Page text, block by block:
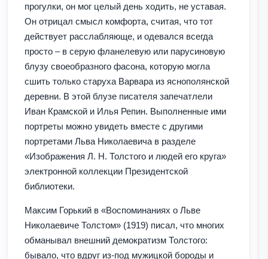
прогулки, он мог целый день ходить, не уставая.
Он отрицал смысл комфорта, считая, что тот
действует расслабляюще, и одевался всегда
просто – в серую фланелевую или парусиновую
блузу своеобразного фасона, которую могла
сшить только старуха Варвара из яснополянской
деревни. В этой блузе писателя запечатлели
Иван Крамской и Илья Репин. Выполненные ими
портреты можно увидеть вместе с другими
портретами Льва Николаевича в разделе
«Изображения Л. Н. Толстого и людей его круга»
электронной коллекции Президентской
библиотеки.
Максим Горький в «Воспоминаниях о Льве
Николаевиче Толстом» (1919) писал, что многих
обманывал внешний демократизм Толстого:
бывало, что вдруг из-под мужицкой бороды и